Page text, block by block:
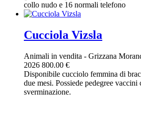
collo nudo e 16 normali telefono
Cucciola Vizsla
Animali in vendita - Grizzana
2026 800.00 €
Disponibile cucciolo femmina di
due mesi. Possiede pedegree vaccini
sverminazione.